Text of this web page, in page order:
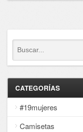
CATEGORÍAS
#19mujeres
Camisetas